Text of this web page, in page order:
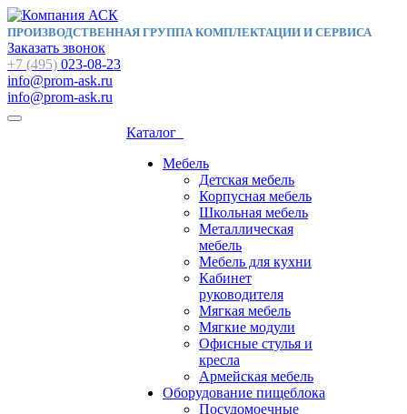
ПРОИЗВОДСТВЕННАЯ ГРУППА КОМПЛЕКТАЦИИ И СЕРВИСА
Заказать звонок
+7 (495) 023-08-23
info@prom-ask.ru
info@prom-ask.ru
Каталог
Мебель
Детская мебель
Корпусная мебель
Школьная мебель
Металлическая
мебель
Мебель для кухни
Кабинет
руководителя
Мягкая мебель
Мягкие модули
Офисные стулья и
кресла
Армейская мебель
Оборудование пищеблока
Посудомоечные